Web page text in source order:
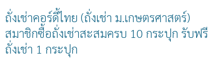
ถั่งเช่าคอร์ดี้ไทย (ถั่งเช่า ม.เกษตรศาสตร์)
สมาชิกซื้อถั่งเช่าสะสมครบ 10 กระปุก รับฟรี
ถั่งเช่า 1 กระปุก